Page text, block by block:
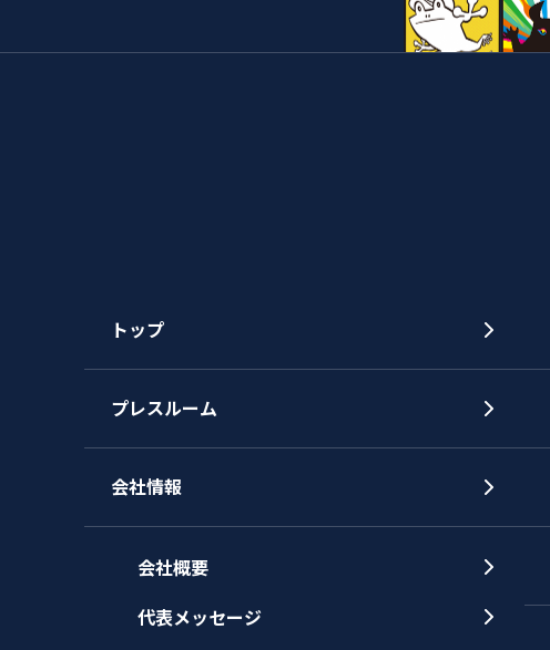
トップ
プレスルーム
会社情報
会社概要
代表メッセージ